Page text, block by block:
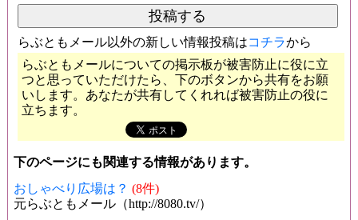
らぶともメール以外の新しい情報投稿はコチラから
らぶともメールについての掲示板が被害防止に役に立
つと思っていただけたら、下のボタンから共有をお願
いします。あなたが共有してくれれば被害防止の役に
立ちます。
下のページにも関連する情報があります。
おしゃべり広場は？ (8件)
元らぶともメール（http://8080.tv/）